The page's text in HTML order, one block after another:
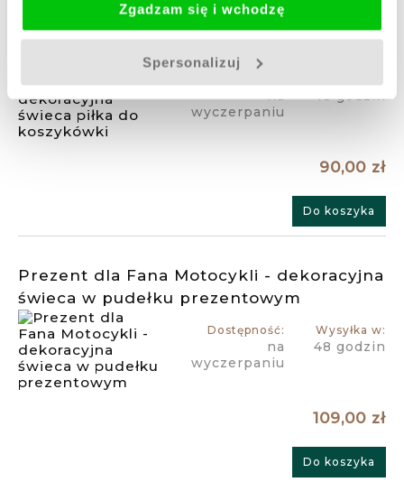
Zgadzam się i wchodzę
Spersonalizuj
Prezent dla Faceta - dekoracyjna świeca
na
wyczerpaniu
48 godzin
90,00 zł
Do koszyka
Prezent dla Fana Motocykli - dekoracyjna
świeca w pudełku prezentowym
Dostępność:
na
wyczerpaniu
Wysyłka w:
48 godzin
109,00 zł
Do koszyka